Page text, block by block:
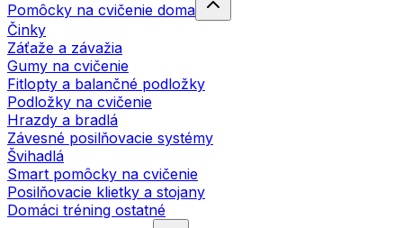
Pomôcky na cvičenie doma
Činky
Záťaže a závažia
Gumy na cvičenie
Fitlopty a balančné podložky
Podložky na cvičenie
Hrazdy a bradlá
Závesné posilňovacie systémy
Švihadlá
Smart pomôcky na cvičenie
Posilňovacie klietky a stojany
Domáci tréning ostatné